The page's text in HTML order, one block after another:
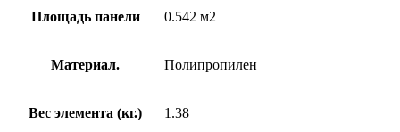
Площадь панели 0.542 м2
Материал. Полипропилен
Вес элемента (кг.) 1.38